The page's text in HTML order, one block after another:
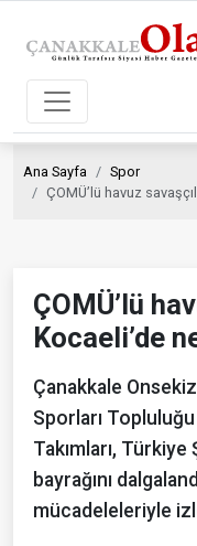
Ana Sayfa
Spor
ÇOMÜ’lü havuz
ÇOMÜ’lü
Kocaeli’de
Çanakkale
Sporları Topluluğu
Takımları, Türkiye
bayrağını
mücadeleleriyle